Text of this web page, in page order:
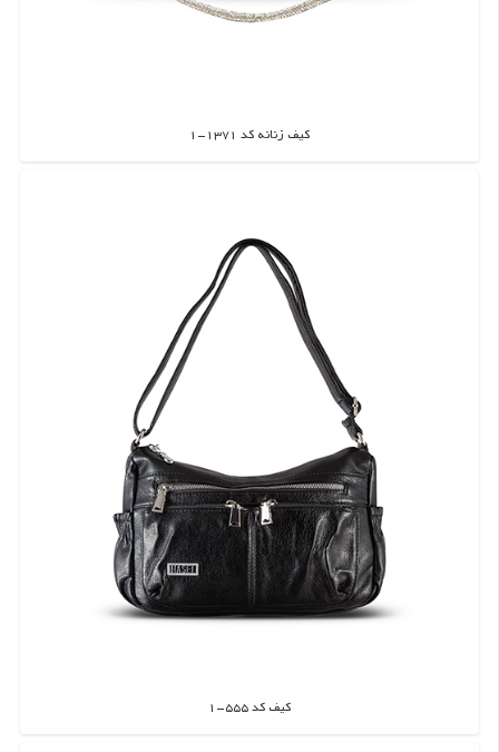
کیف زنانه کد 1371-1
اطلاعات بیشتر
کیف کد 555-1
اطلاعات بیشتر